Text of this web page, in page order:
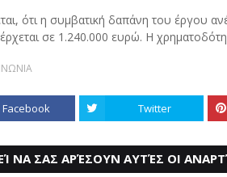
ότι η συμβατική δαπάνη του έργου
σε 1.240.000 ευρώ. Η
Facebook Twitter
ΝΑ ΣΑΣ ΑΡΈΣΟΥΝ ΑΥΤΈΣ ΟΙ